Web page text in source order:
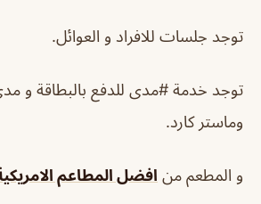
توجد جلسات للافراد و العوائل.
توجد خدمة #مدى للدفع بالبطاقة و مدى
وماستر كارد.
و المطعم من افضل المطاعم